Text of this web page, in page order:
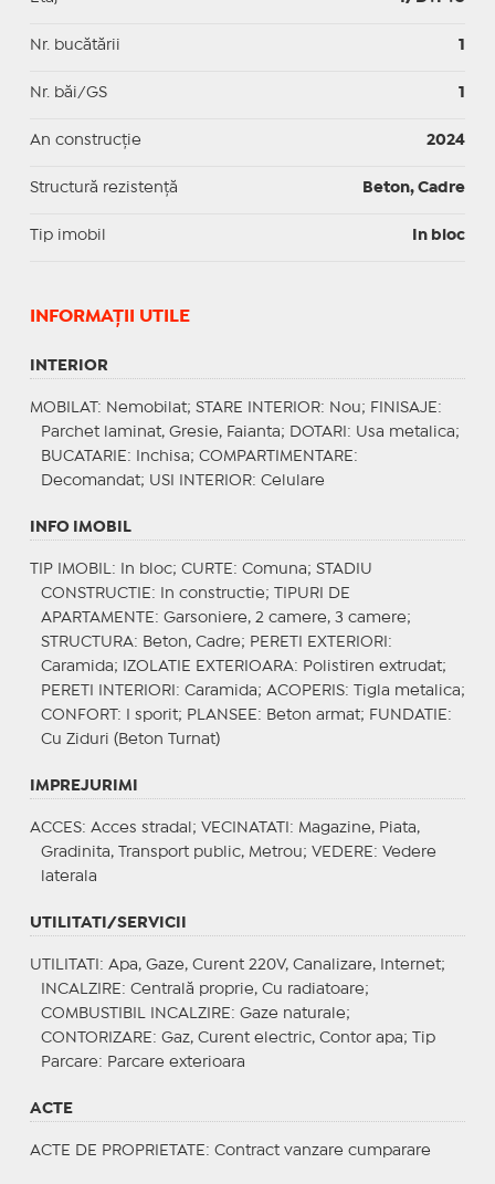
Nr. bucătării 1
Nr. băi/GS 1
An construcție 2024
Structură rezistență Beton, Cadre
Tip imobil In bloc
INFORMAŢII UTILE
INTERIOR
MOBILAT : Nemobilat; STARE INTERIOR: Nou; FINISAJE :
Parchet laminat, Gresie, Faianta;
DOTARI : Usa metalica;
BUCATARIE : Inchisa; COMPARTIMENTARE :
Decomandat; USI INTERIOR: Celulare
INFO IMOBIL
TIP IMOBIL : In bloc; CURTE : Comuna; STADIU
CONSTRUCTIE : In constructie;
TIPURI DE
APARTAMENTE : Garsoniere, 2 camere, 3 camere;
STRUCTURA: Beton, Cadre; PERETI EXTERIORI :
Caramida;
IZOLATIE EXTERIOARA: Polistiren extrudat;
PERETI INTERIORI : Caramida; ACOPERIS: Tigla metalica;
CONFORT : I sporit; PLANSEE : Beton armat; FUNDATIE :
Cu Ziduri (Beton Turnat)
IMPREJURIMI
ACCES: Acces stradal; VECINATATI : Magazine, Piata,
Gradinita, Transport public, Metrou; VEDERE : Vedere
laterala
UTILITATI/SERVICII
UTILITATI : Apa, Gaze, Curent 220V, Canalizare, Internet;
INCALZIRE : Centrală proprie, Cu radiatoare;
COMBUSTIBIL INCALZIRE : Gaze naturale;
CONTORIZARE : Gaz, Curent electric, Contor apa;
Tip
Parcare: Parcare exterioara
ACTE
ACTE DE PROPRIETATE : Contract vanzare cumparare